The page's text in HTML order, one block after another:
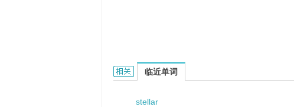
stellar foramtion的相关资料：
临近单词
stellar